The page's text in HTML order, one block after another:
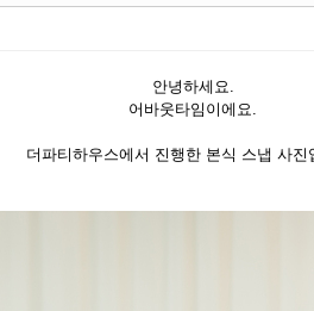
안녕하세요.
어바웃타임이에요.
더파티하우스에서 진행한 본식 스냅 사진